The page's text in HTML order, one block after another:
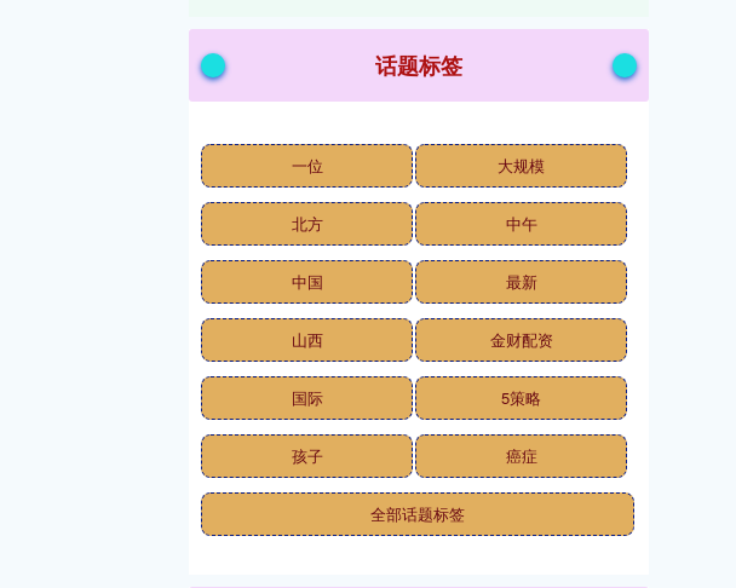
话题标签
一位 大规模
北方 中午
中国 最新
山西 金财配资
国际 5策略
孩子 癌症
全部话题标签